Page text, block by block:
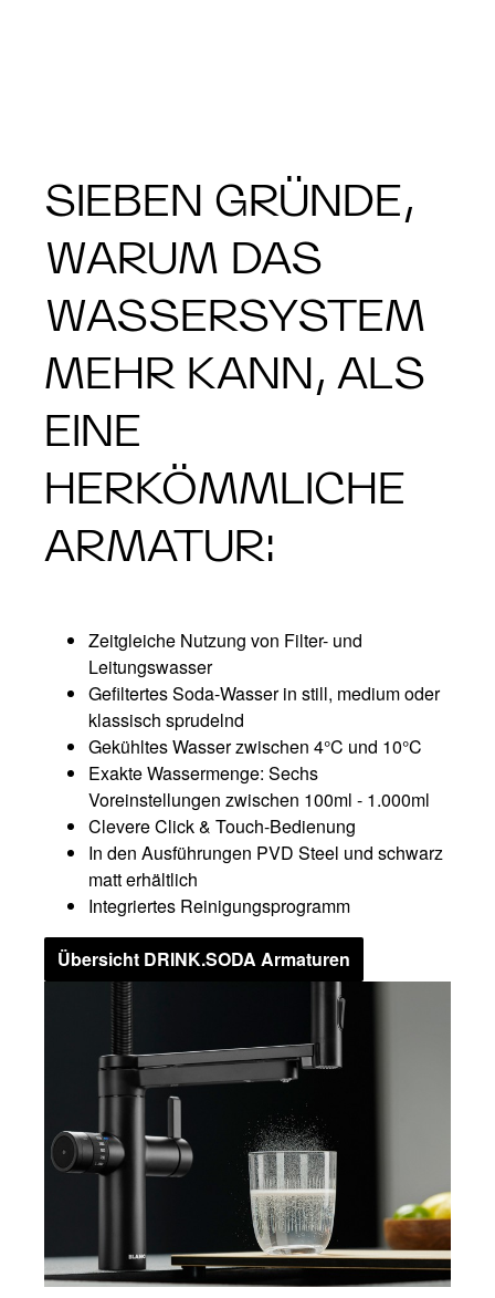
SIEBEN GRÜNDE,
WARUM DAS
WASSERSYSTEM
MEHR KANN, ALS
EINE
HERKÖMMLICHE
ARMATUR:
Zeitgleiche Nutzung von Filter- und
Leitungswasser
Gefiltertes Soda-Wasser in still, medium oder
klassisch sprudelnd
Gekühltes Wasser zwischen 4°C und 10°C
Exakte Wassermenge: Sechs
Voreinstellungen zwischen 100ml - 1.000ml
Clevere Click & Touch-Bedienung
In den Ausführungen PVD Steel und schwarz
matt erhältlich
Integriertes Reinigungsprogramm
Übersicht DRINK.SODA Armaturen